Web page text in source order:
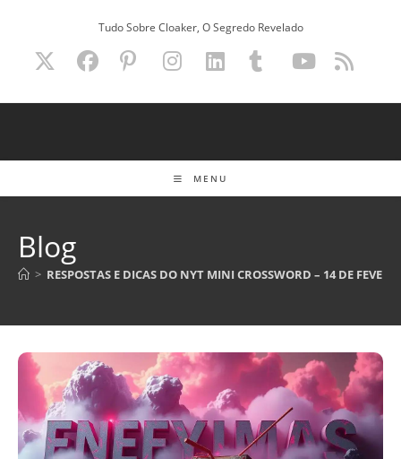
Tudo Sobre Cloaker, O Segredo Revelado
MENU
Blog
> RESPOSTAS E DICAS DO NYT MINI CROSSWORD – 14 DE